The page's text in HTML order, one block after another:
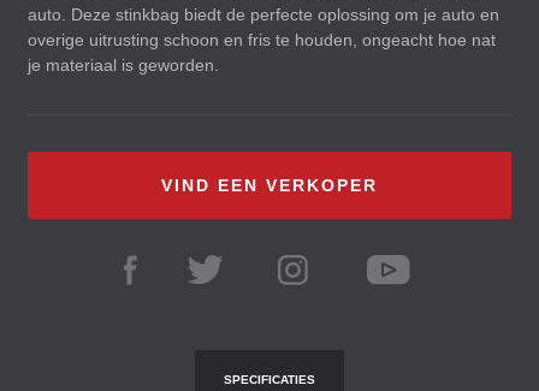
auto. Deze stinkbag biedt de perfecte oplossing om je auto en
overige uitrusting schoon en fris te houden, ongeacht hoe nat
je materiaal is geworden.
VIND EEN VERKOPER
SPECIFICATIES